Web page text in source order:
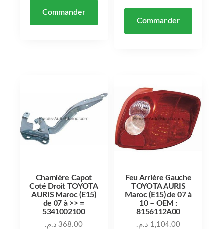
Commander
Commander
Charnière Capot
Coté Droit TOYOTA
AURIS Maroc (E15)
de 07 à >> =
5341002100
368.00 د.م.
Feu Arrière Gauche
TOYOTA AURIS
Maroc (E15) de 07 à
10 – OEM :
8156112A00
1,104.00 د.م.